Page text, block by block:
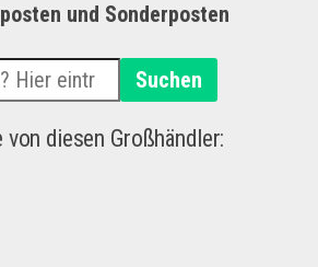
und Sonderposten
Suchen
diesen Großhändler: